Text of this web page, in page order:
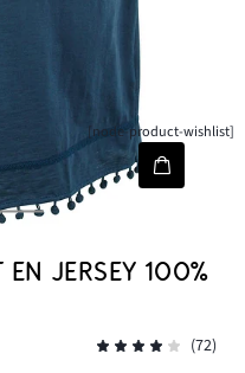
[node-product-wishlist]
JERSEY 100%
(72)